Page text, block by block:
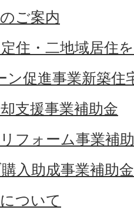
ご案内
住・二地域居住
ン促進事業新築住
支援事業補助金
フォーム事業補
入助成事業補助
ついて